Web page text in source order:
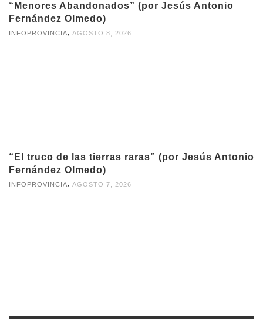
“Menores Abandonados” (por Jesús Antonio
Fernández Olmedo)
INFOPROVINCIA, AGOSTO 8, 2026
“El truco de las tierras raras” (por Jesús Antonio
Fernández Olmedo)
INFOPROVINCIA AGOSTO 7, 2026